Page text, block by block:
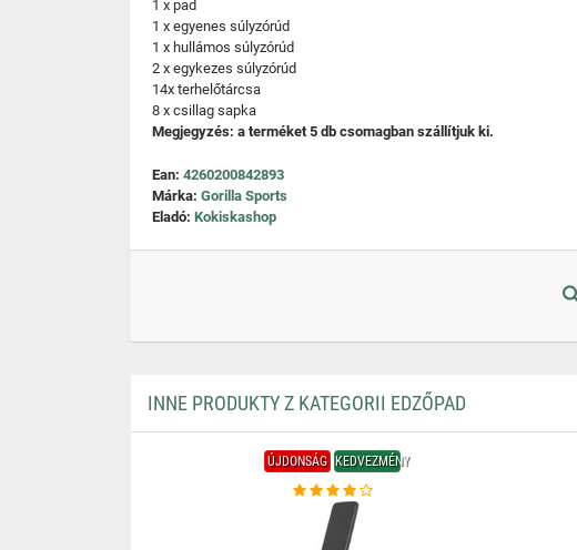
1 x pad
1 x egyenes súlyzórúd
1 x hullámos súlyzórúd
2 x egykezes súlyzórúd
14x terhelőtárcsa
8 x csillag sapka
Megjegyzés: a terméket 5 db csomagban szállítjuk ki.
Ean: 4260200842893
Márka: Gorilla Sports
Eladó: Kokiskashop
INNE PRODUKTY Z KATEGORII EDZŐPAD
ÚJDONSÁG KEDVEZMÉNY